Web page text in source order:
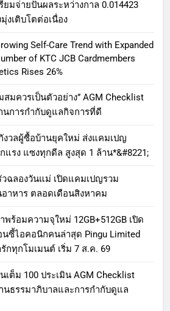
มจ่ายปันผลระหว่างกาล 0.014423
งเติบโตต่อเนื่อง
Self-Care Trend with Expanded
of KTC JCB Cardmembers
Rises 26%
สมควรเป็นตัวอย่าง” AGM Checklist
นการกำกับดูแลกิจการที่ดี
งวลผู้ซื้อบ้านยุคใหม่ ส่งแคมเปญ
แรง แซงทุกดีล สูงสุด 1 ล้าน*&#8221;
ฉลองวันแม่ เปิดแคมเปญรวม
าหาร ตลอดเดือนสิงหาคม
พร้อมความจุใหม่ 12GB+512GB เปิด
ซี้ไอคอนิกคนล่าสุด Pingu Limited
กทุกโมเมนต์ เริ่ม 7 ส.ค. 69
เต็ม 100 ประเมิน AGM Checklist
นธรรมาภิบาลและการกำกับดูแล